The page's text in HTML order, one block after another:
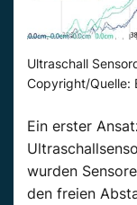
Ultraschall
Copyright/Quelle:
Ein erster
wurden
den freien